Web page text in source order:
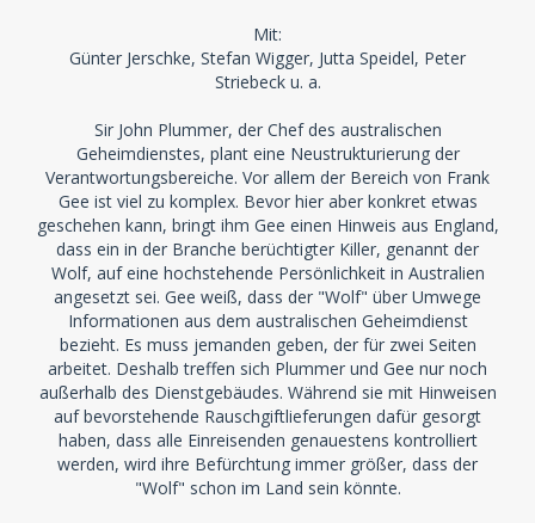
Mit:
Günter Jerschke, Stefan Wigger, Jutta Speidel, Peter
Striebeck u. a.
Sir John Plummer, der Chef des australischen
Geheimdienstes, plant eine Neustrukturierung der
Verantwortungsbereiche. Vor allem der Bereich von Frank
Gee ist viel zu komplex. Bevor hier aber konkret etwas
geschehen kann, bringt ihm Gee einen Hinweis aus England,
dass ein in der Branche berüchtigter Killer, genannt der
Wolf, auf eine hochstehende Persönlichkeit in Australien
angesetzt sei. Gee weiß, dass der "Wolf" über Umwege
Informationen aus dem australischen Geheimdienst
bezieht. Es muss jemanden geben, der für zwei Seiten
arbeitet. Deshalb treffen sich Plummer und Gee nur noch
außerhalb des Dienstgebäudes. Während sie mit Hinweisen
auf bevorstehende Rauschgiftlieferungen dafür gesorgt
haben, dass alle Einreisenden genauestens kontrolliert
werden, wird ihre Befürchtung immer größer, dass der
"Wolf" schon im Land sein könnte.